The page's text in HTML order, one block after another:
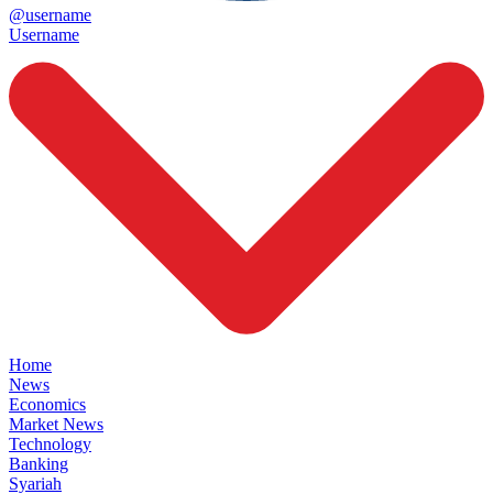
@username
Username
Home
News
Economics
Market News
Technology
Banking
Syariah